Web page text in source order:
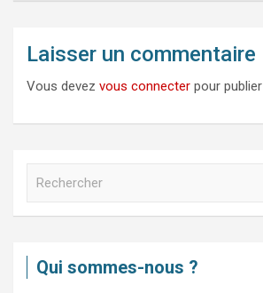
Laisser un commentaire
Vous devez vous connecter pour
c
Qui sommes-nous ?